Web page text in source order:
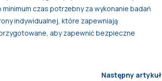
czas potrzebny za wykonanie badań
indywidualnej, które zapewniają
aby zapewnić bezpieczne
Następny artykuł